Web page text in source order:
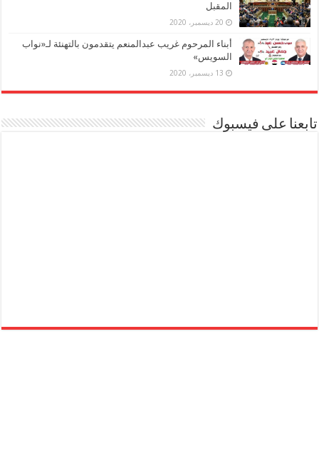
المقبل
20 ديسمبر، 2020
أبناء المرحوم غريب عبدالمنعم يتقدمون بالتهنئة لـ«نواب
السويس»
13 ديسمبر، 2020
تابعنا على فيسبوك